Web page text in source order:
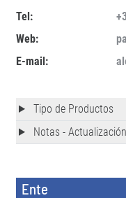
Tel:
Web:
E-mail:
Tipo de Productos
Notas -
Ente